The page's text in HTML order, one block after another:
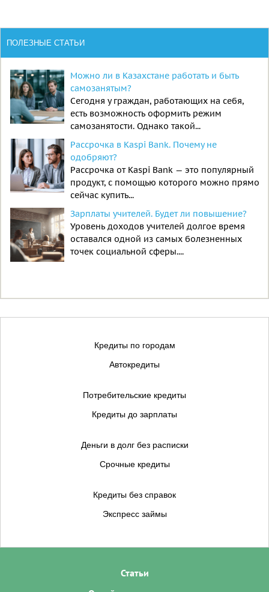
ПОЛЕЗНЫЕ СТАТЬИ
Можно ли в Казахстане работать и быть
самозанятым?
Сегодня у граждан, работающих на себя,
есть возможность оформить режим
самозанятости. Однако такой...
Рассрочка в Kaspi Bank. Почему не
одобряют?
Рассрочка от Kaspi Bank — это популярный
продукт, с помощью которого можно прямо
сейчас купить...
Зарплаты учителей. Будет ли повышение?
Уровень доходов учителей долгое время
оставался одной из самых болезненных
точек социальной сферы....
Кредиты по городам
Автокредиты
Потребительские кредиты
Кредиты до зарплаты
Деньги в долг без расписки
Срочные кредиты
Кредиты без справок
Экспресс займы
Статьи